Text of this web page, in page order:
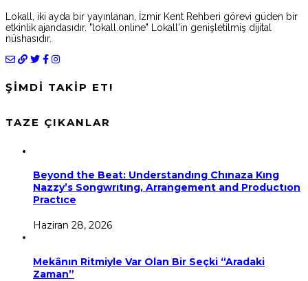
Lokall, iki ayda bir yayınlanan, İzmir Kent Rehberi görevi güden bir
etkinlik ajandasıdır. "lokall.online" Lokall'in genişletilmiş dijital
nüshasıdır.
ŞİMDİ TAKİP ET!
TAZE ÇIKANLAR
Beyond the Beat: Understandıng Chınaza Kıng
Nazzy’s Songwrıtıng, Arrangement and Productıon
Practıce
Haziran 28, 2026
Mekânın Ritmiyle Var Olan Bir Seçki “Aradaki
Zaman”